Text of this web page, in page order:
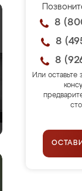
8
8
8
Или оставьте